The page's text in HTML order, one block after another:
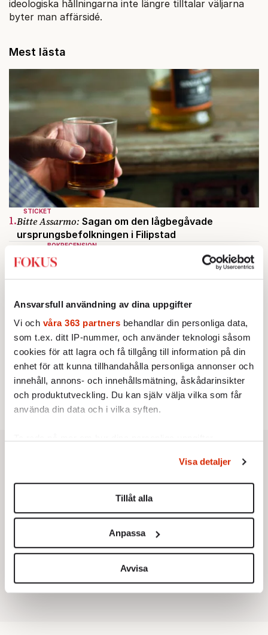
Ansvarsfull användning av dina uppgifter
Vi och våra 363 partners behandlar din personliga data,
som t.ex. ditt IP-nummer, och använder teknologi såsom
cookies för att lagra och få tillgång till information på din
enhet för att kunna tillhandahålla personliga annonser och
innehåll, annons- och innehållsmätning, åskådarinsikter
och produktutveckling. Du kan själv välja vilka som får
använda din data och i vilka syften.
Du kan ändra eller dra tillbaka ditt samtycke när som
helst från cookie-förklaringen.
Vi använder enhetsidentifierare för att anpassa innehållet
för sociala medier och analysera vår trafik. Vi
vidarebefordrar även sådana identifierare och annan
information från din enhet till de sociala medier och
annons- och analysföretag som vi samarbetar med.
Dessa kan i sin tur kombinera informationen med annan
Visa detaljer
Tillåt alla
Anpassa
Avvisa
ideologiska hållningarna inte längre tilltalar väljarna
byter man affärsidé.
Mest lästa
STICKET
1.Bitte Assarmo: Sagan om den lågbegåvade
ursprungsbefolkningen i Filipstad
BOKRECENSION
2.Den röda tråden som brast
Av: Gustaf Lewander
3.
franska civilisationen
KRÖNIKA
4.Nina Lekander:På ”Kommunisthögskolan” drömde
alla om att vara arbetarklass
5.Sakine Madon:Efter islamistdådet oroar sig
vänstern för Agnes Wold
STICKET
6.Dan Korn:Quisling, quislingar och sten i glashus